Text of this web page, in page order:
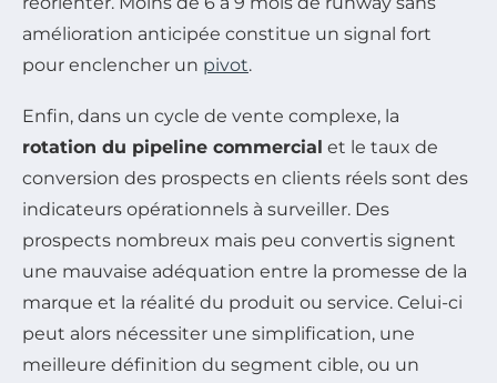
amélioration anticipée constitue un signal fort
pour enclencher un pivot.
Enfin, dans un cycle de vente complexe, la
rotation du pipeline commercial et le taux de
conversion des prospects en clients réels sont des
indicateurs opérationnels à surveiller. Des
prospects nombreux mais peu convertis signent
une mauvaise adéquation entre la promesse de la
marque et la réalité du produit ou service. Celui-ci
peut alors nécessiter une simplification, une
meilleure définition du segment cible, ou un